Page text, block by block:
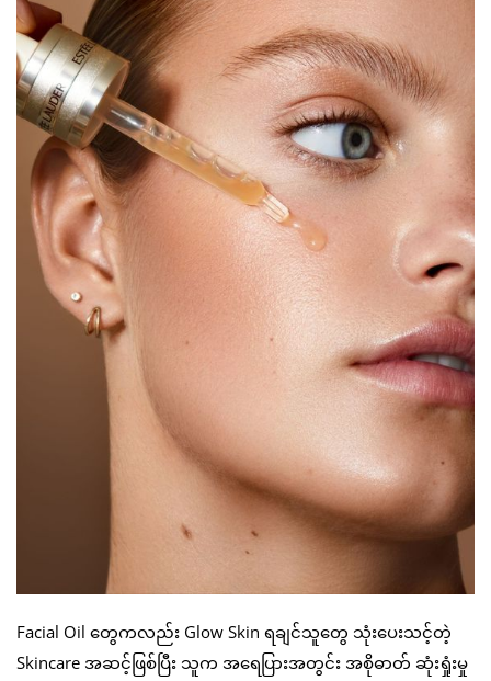
Facial Oil တွေကလည်း Glow Skin ရချင်သူတွေ သုံးပေးသင့်တဲ့
Skincare အဆင့်ဖြစ်ပြီး သူက အရေပြားအတွင်း အစိုဓာတ် ဆုံးရှုံးမှု